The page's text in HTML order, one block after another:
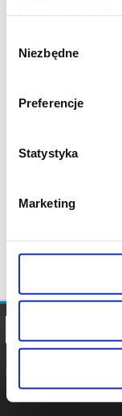
zgody
Niezbędne
Preferencje
Statystyka
Marketing